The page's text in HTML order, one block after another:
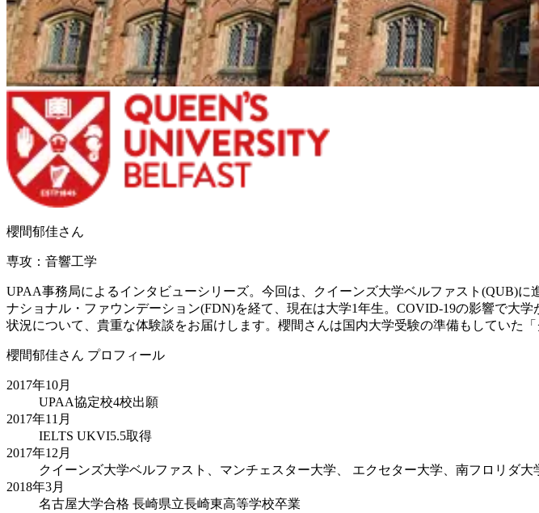
櫻間郁佳さん
専攻： 音響工学
UPAA事務局によるインタビューシリーズ。今回は、クイーンズ大学ベルファスト(QUB)
ナショナル・ファウンデーション(FDN)を経て、現在は大学1年生。COVID-19の影響で大
状況について、貴重な体験談をお届けします。櫻間さんは国内大学受験の準備もしていた
櫻間郁佳さん プロフィール
2017年10月
UPAA協定校4校出願
2017年11月
IELTS UKVI5.5取得
2017年12月
クイーンズ大学ベルファスト、マンチェスター大学、 エクセター大学、南フロリダ大
2018年3月
名古屋大学合格 長崎県立長崎東高等学校卒業